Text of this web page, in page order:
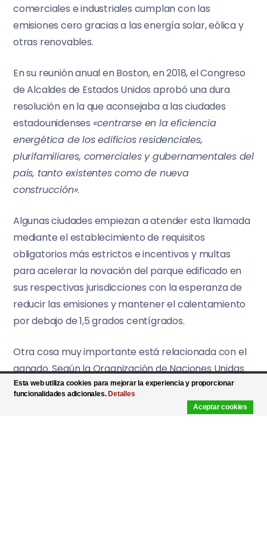
comerciales e industriales cumplan con las
emisiones cero gracias a las energía solar, eólica y
otras renovables.
En su reunión anual en Boston, en 2018, el Congreso
de Alcaldes de Estados Unidos aprobó una dura
resolución en la que aconsejaba a las ciudades
estadounidenses «centrarse en la eficiencia
energética de los edificios residenciales,
plurifamiliares, comerciales y gubernamentales del
país, tanto existentes como de nueva
construcción».
Algunas ciudades empiezan a atender esta llamada
mediante el establecimiento de requisitos
obligatorios más estrictos e incentivos y multas
para acelerar la novación del parque edificado en
sus respectivas jurisdicciones con la esperanza de
reducir las emisiones y mantener el calentamiento
por debajo de 1,5 grados centígrados.
Otra cosa muy importante está relacionada con el
ganado. Según la Organización de Naciones Unidas
para la Alimentación y la Agricultura (FAO) el
ganado es responsable de buena parte de las
emisiones de efecto invernadero de la agricultura
Esta web utiliza cookies para mejorar la experiencia y proporcionar
funcionalidades adicionales. Detalles
Aceptar cookies